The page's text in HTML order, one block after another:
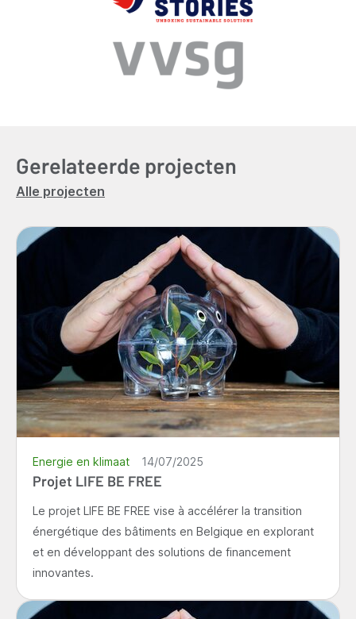
Gerelateerde projecten
Alle projecten
Projet LIFE BE FREE
Le projet LIFE BE FREE vise à accélérer la transition
énergétique des bâtiments en Belgique en explorant
et en développant des solutions de financement
innovantes.
Energie en klimaat 14/07/2025